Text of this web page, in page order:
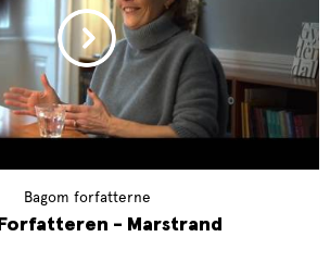
Bagom forfatterne
- Marstrand